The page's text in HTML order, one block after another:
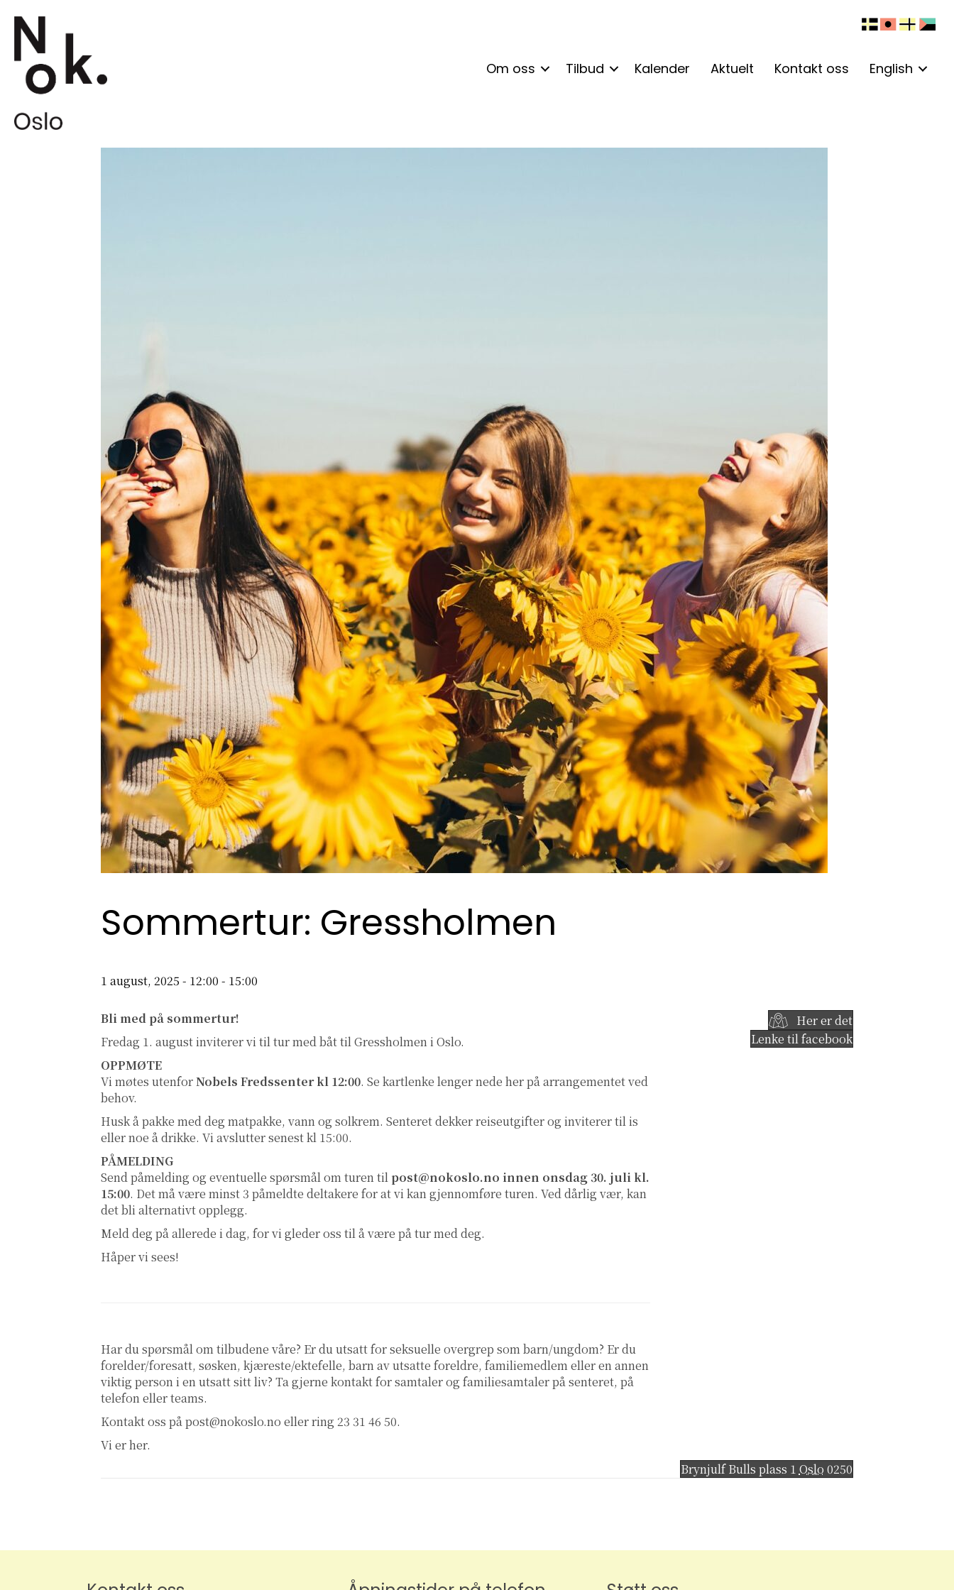
Om oss Tilbud Kalender Aktuelt Kontakt oss English
Sommertur: Gressholmen
1 august, 2025 - 12:00 - 15:00
Bli med på sommertur!
Fredag 1. august inviterer vi til tur med båt til Gressholmen i Oslo.
OPPMØTE
Vi møtes utenforNobels Fredssenter kl 12:00. Se kartlenke lenger nede her på arrangementet ved
behov.
Husk å pakke med deg matpakke, vann og solkrem. Senteret dekker reiseutgifter og inviterer til is
eller noe å drikke. Vi avslutter senest kl 15:00.
PÅMELDING
Send påmelding og eventuelle spørsmål om turen til post@nokoslo.no innen onsdag 30. juli kl.
15:00. Det må være minst 3 påmeldte deltakere for at vi kan gjennomføre turen. Ved dårlig vær, kan
det bli alternativt opplegg.
Meld deg på allerede i dag, for vi gleder oss til å være på tur med deg.
Håper vi sees!
Har du spørsmål om tilbudene våre? Er du utsatt for seksuelle overgrep som barn/ungdom? Er du
forelder/foresatt, søsken, kjæreste/ektefelle, barn av utsatte foreldre, familiemedlem eller en annen
viktig person i en utsatt sitt liv? Ta gjerne kontakt for samtaler og familiesamtaler på senteret, på
telefon eller teams.
Kontakt oss på post@nokoslo.no eller ring 23 31 46 50.
Vi er her.
Her er det
Lenke til facebook
Brynjulf Bulls plass 1 Oslo 0250